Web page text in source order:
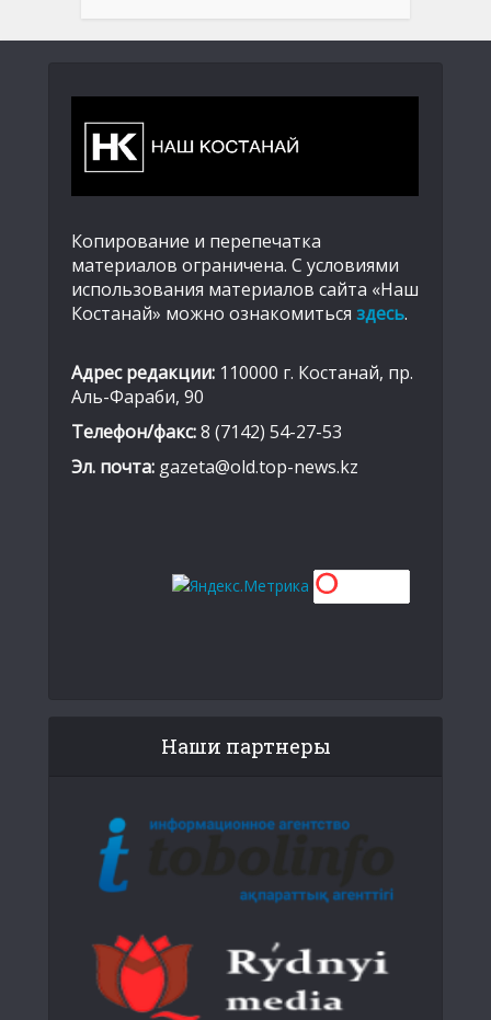
Копирование и перепечатка
материалов ограничена. С условиями
использования материалов сайта «Наш
Костанай» можно ознакомиться здесь.
Адрес редакции: 110000 г. Костанай, пр.
Аль-Фараби, 90
Телефон/факс:8 (7142) 54-27-53
Эл. почта: gazeta@old.top-news.kz
Наши партнеры